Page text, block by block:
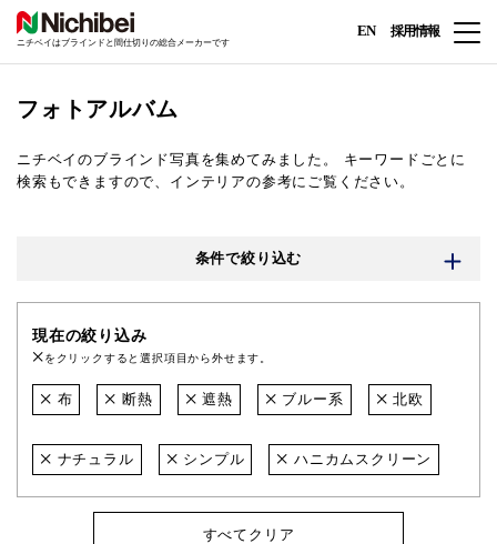
ニチベイはブラインドと間仕切りの総合メーカーです
EN 採用情報
フォトアルバム
ニチベイのブラインド写真を集めてみました。
キーワードごとに
検索もできますので、インテリアの参考にご覧ください。
条件で絞り込む
現在の絞り込み
をクリックすると選択項目から外せます。
布 断熱 遮熱 ブルー系 北欧
ナチュラル シンプル ハニカムスクリーン
すべてクリア